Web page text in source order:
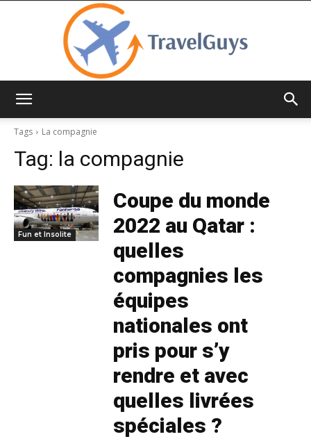
Tags
La compagnie
Tag: la compagnie
Fun et Insolite
Coupe du monde
2022 au Qatar :
quelles
compagnies les
équipes
nationales ont
pris pour s’y
rendre et avec
quelles livrées
spéciales ?